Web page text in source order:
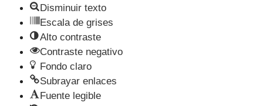
Disminuir texto
Escala de grises
Alto contraste
Contraste negativo
Fondo claro
Subrayar enlaces
Fuente legible